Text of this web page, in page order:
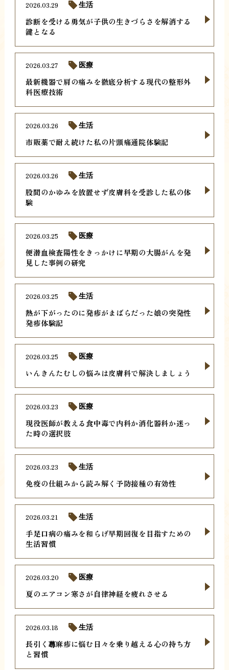
診断を受ける勇気が子供の生きづらさを解消する
鍵となる
2026.03.29 生活
最新機器で肩の痛みを徹底分析する現代の整形外
科医療技術
2026.03.27 医療
市販薬で耐え続けた私の片頭痛通院体験記
2026.03.26 生活
股間のかゆみを放置せず皮膚科を受診した私の体
験
2026.03.26 生活
便潜血検査陽性をきっかけに早期の大腸がんを発
見した事例の研究
2026.03.25 医療
熱が下がったのに発疹がまばらだった娘の突発性
発疹体験記
2026.03.25 生活
いんきんたむしの悩みは皮膚科で解決しましょう
2026.03.25 医療
現役医師が教える食中毒で内科か消化器科か迷っ
た時の選択肢
2026.03.23 医療
免疫の仕組みから読み解く予防接種の有効性
2026.03.23 生活
手足口病の痛みを和らげ早期回復を目指すための
生活習慣
2026.03.21 生活
夏のエアコン寒さが自律神経を疲れさせる
2026.03.20 医療
長引く蕁麻疹に悩む日々を乗り越える心の持ち方
と習慣
2026.03.18 生活